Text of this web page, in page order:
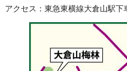
アクセス：東急東横線大倉山駅下